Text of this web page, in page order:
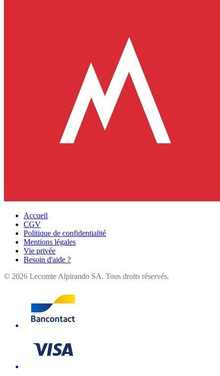
Accueil
CGV
Politique de confidentialité
Mentions légales
Vie privée
Besoin d'aide ?
© 2026 Lecomte Alpirando SA. Tous droits réservés.